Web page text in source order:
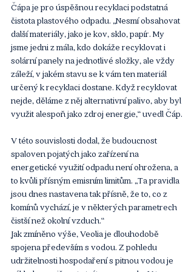
Čápa je pro úspěšnou recyklaci podstatná
čistota plastového odpadu. „Nesmí obsahovat
další materiály, jako je kov, sklo, papír. My
jsme jedni z mála, kdo dokáže recyklovat i
solární panely na jednotlivé složky, ale vždy
záleží, v jakém stavu se k vám ten materiál
určený k recyklaci dostane. Když recyklovat
nejde, děláme z něj alternativní palivo, aby byl
využit alespoň jako zdroj energie,“ uvedl Čáp.
V této souvislosti dodal, že budoucnost
spaloven pojatých jako zařízení na
energetické využití odpadu není ohrožena, a
to kvůli přísným emisním limitům. „Ta pravidla
jsou dnes nastavena tak přísně, že to, co z
komínů vychází, je v některých parametrech
čistší než okolní vzduch.“
Jak zmíněno výše, Veolia je dlouhodobě
spojena především s vodou. Z pohledu
udržitelnosti hospodaření s pitnou vodou je